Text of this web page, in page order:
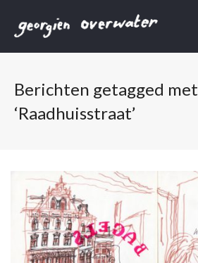
Berichten getagged met
‘Raadhuisstraat’